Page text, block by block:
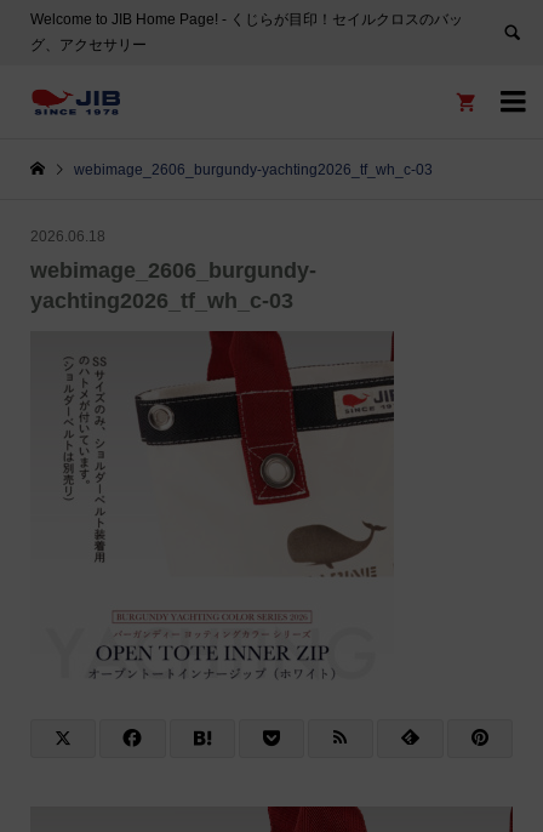
Welcome to JIB Home Page! ‐ くじらが目印！セイルクロスのバッ
グ、アクセサリー


webimage_2606_burgundy-yachting2026_tf_wh_c-03
2026.06.18
webimage_2606_burgundy-
yachting2026_tf_wh_c-03